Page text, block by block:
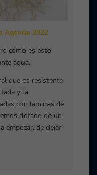
Agenda 2022
cómo es esto
agua.
que es resistente
y la
con láminas de
dotado de un
empezar, de dejar